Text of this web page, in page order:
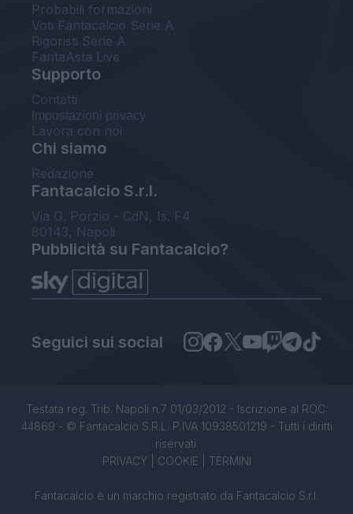
Probabili formazioni
Voti Fantacalcio Serie A
Rigoristi Serie A
FantaAsta Live
Supporto
Contatti
Impostazioni privacy
Lavora con noi
Chi siamo
Redazione
Fantacalcio S.r.l.
Via G. Porzio - CdN, Is. F4
80143, Napoli
Pubblicità su Fantacalcio?
Seguici sui social
Testata reg. Trib. Napoli n.7 01/03/2012 - Iscrizione al ROC:
44869 - © Fantacalcio S.R.L. P.IVA 10938501219 - Tutti i diritti
riservati.
PRIVACY| COOKIE TERMINI
Fantacalcio è un marchio registrato da Fantacalcio S.r.l.